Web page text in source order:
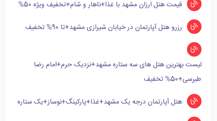
قیمت هتل ارزان مشهد با غذا+ناهار و شام+تخفیف ویژه 50%
رزرو هتل آپارتمان در خیابان شیرازی مشهد+تا 90% تخفیف
لیست بهترین هتل های سه ستاره مشهد+نزدیک حرم+امام رضا
طبرسی+50% تخفیف
هتل آپارتمان درجه یک مشهد+غذا+پارکینگ+نوساز+یک ستاره